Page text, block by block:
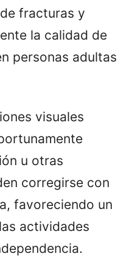
fracturas y
la calidad de
personas adultas
visuales
u otras
corregirse con
favoreciendo un
actividades